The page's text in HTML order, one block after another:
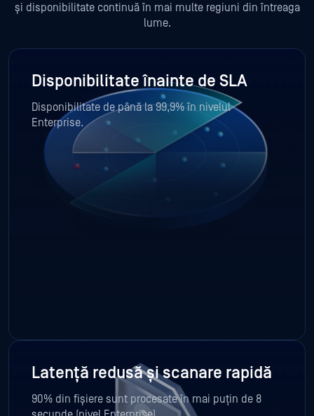
și disponibilitate continuă în mai multe regiuni din întreaga
lume.
Disponibilitate înainte de SLA
Disponibilitate de până la 99,9% în nivelul
Enterprise.
Latență redusă și scanare rapidă
90% din fișiere sunt procesate în mai puțin de 8